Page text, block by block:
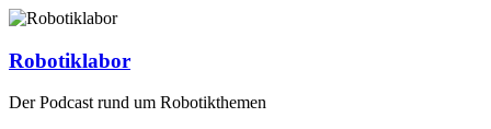
Zum
springen
Robotiklabor
Der Podcast rund um Robotikthemen